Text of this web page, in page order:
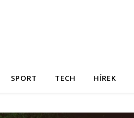
SPORT TECH HÍREK